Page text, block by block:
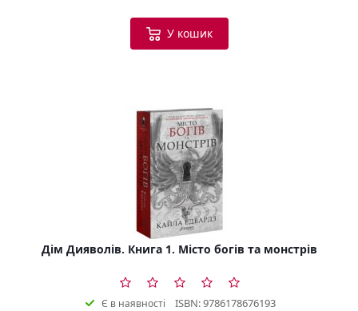
У кошик
Дім Дияволів. Книга 1. Місто богів та монстрів
Є в наявності ISBN: 9786178676193